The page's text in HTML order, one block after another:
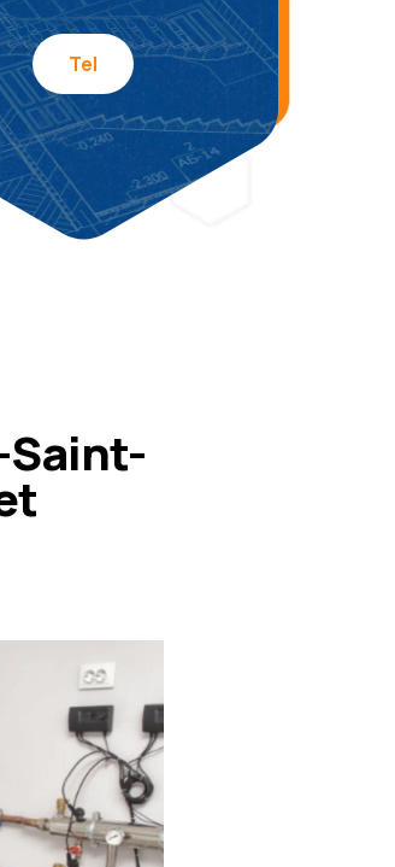
Tel
Saint-